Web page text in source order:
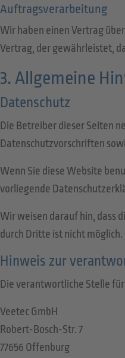
Auftragsverarbeitung
Wir haben einen Vertrag
Vertrag, der gewährleistet,
3. Allgemeine
Datenschutz
Die Betreiber dieser Seiten
Datenschutzvorschriften
Wenn Sie diese Website
vorliegende
Wir weisen darauf hin, dass
durch Dritte ist nicht möglich.
Hinweis zur
Die verantwortliche Stelle
Veetec GmbH
Robert-Bosch-Str. 7
77656 Offenburg